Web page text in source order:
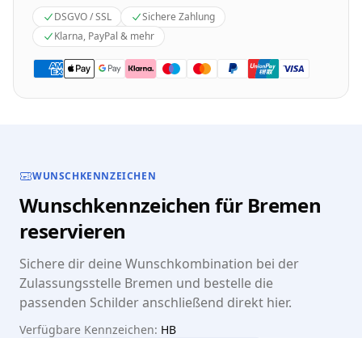
DSGVO / SSL
Sichere Zahlung
Klarna, PayPal & mehr
WUNSCHKENNZEICHEN
Wunschkennzeichen für Bremen
reservieren
Sichere dir deine Wunschkombination bei der
Zulassungsstelle Bremen und bestelle die
passenden Schilder anschließend direkt hier.
Verfügbare Kennzeichen: HB